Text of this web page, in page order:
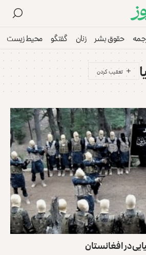
حقوق بشر زنان گفتگو محیط زیست
در افغانستان